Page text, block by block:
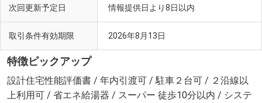
次回更新予定日 情報提供日より8日以内
取引条件有効期限 2026年8月13日
特徴ピックアップ
設計住宅性能評価書 / 年内引渡可 / 駐車２台可 / ２沿線以
上利用可 / 省エネ給湯器 / スーパー 徒歩10分以内 / システ